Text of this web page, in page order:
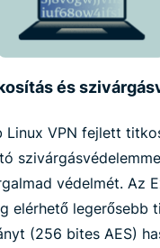
és
Linux VPN fejlett
védelmét. Az
elérhető legerősebb
(256 bites AES)